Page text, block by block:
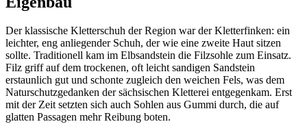
Der klassische Kletterschuh der Region war der Kletterfinken: ein
leichter, eng anliegender Schuh, der wie eine zweite Haut sitzen
sollte. Traditionell kam im Elbsandstein die Filzsohle zum Einsatz.
Filz griff auf dem trockenen, oft leicht sandigen Sandstein
erstaunlich gut und schonte zugleich den weichen Fels, was dem
Naturschutzgedanken der sächsischen Kletterei entgegenkam. Erst
mit der Zeit setzten sich auch Sohlen aus Gummi durch, die auf
glatten Passagen mehr Reibung boten.